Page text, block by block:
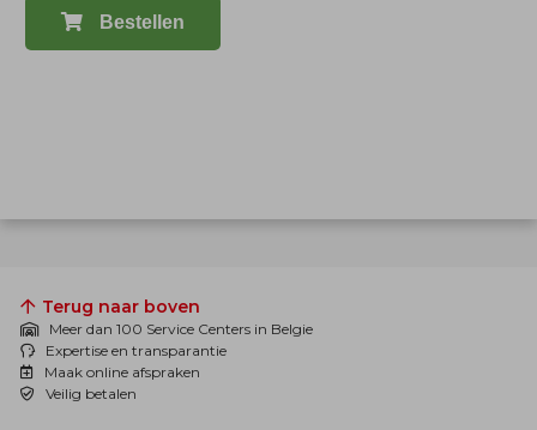
Bestellen
Terug naar boven
Meer dan 100 Service Centers in Belgie
Expertise en transparantie
Maak online afspraken
Veilig betalen